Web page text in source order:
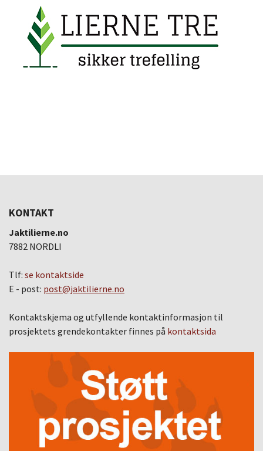
KONTAKT
Jaktilierne.no
7882 NORDLI
Tlf: se kontaktside
E - post: post@jaktilierne.no
Kontaktskjema og utfyllende kontaktinformasjon til
prosjektets grendekontakter finnes på kontaktsida